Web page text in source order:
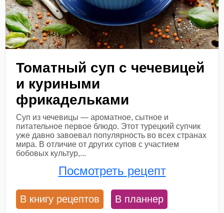
Томатный суп с чечевицей
и куриными
фрикадельками
Суп из чечевицы — ароматное, сытное и
питательное первое блюдо. Этот турецкий супчик
уже давно завоевал популярность во всех странах
мира. В отличие от других супов с участием
бобовых культур,...
Посмотреть рецепт
В книгу рецептов В планнер